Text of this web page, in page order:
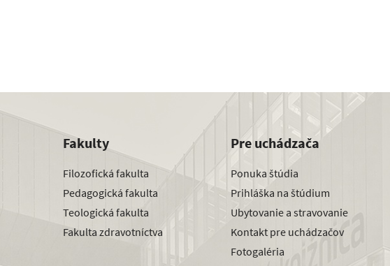
Fakulty
Filozofická fakulta
Pedagogická fakulta
Teologická fakulta
Fakulta zdravotníctva
Pre uchádzača
Ponuka štúdia
Prihláška na štúdium
Ubytovanie a stravovanie
Kontakt pre uchádzačov
Fotogaléria